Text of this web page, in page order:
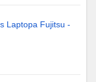
Laptopa Fujitsu -